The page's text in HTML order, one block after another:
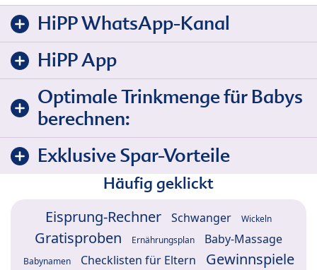
HiPP WhatsApp-Kanal
HiPP App
Optimale Trinkmenge für Babys
berechnen:
Exklusive Spar-Vorteile
Häufig geklickt
Eisprung-Rechner Schwanger Wickeln
Gratisproben Ernährungsplan Baby-Massage
Babynamen Checklisten für Eltern
Gewinnspiele